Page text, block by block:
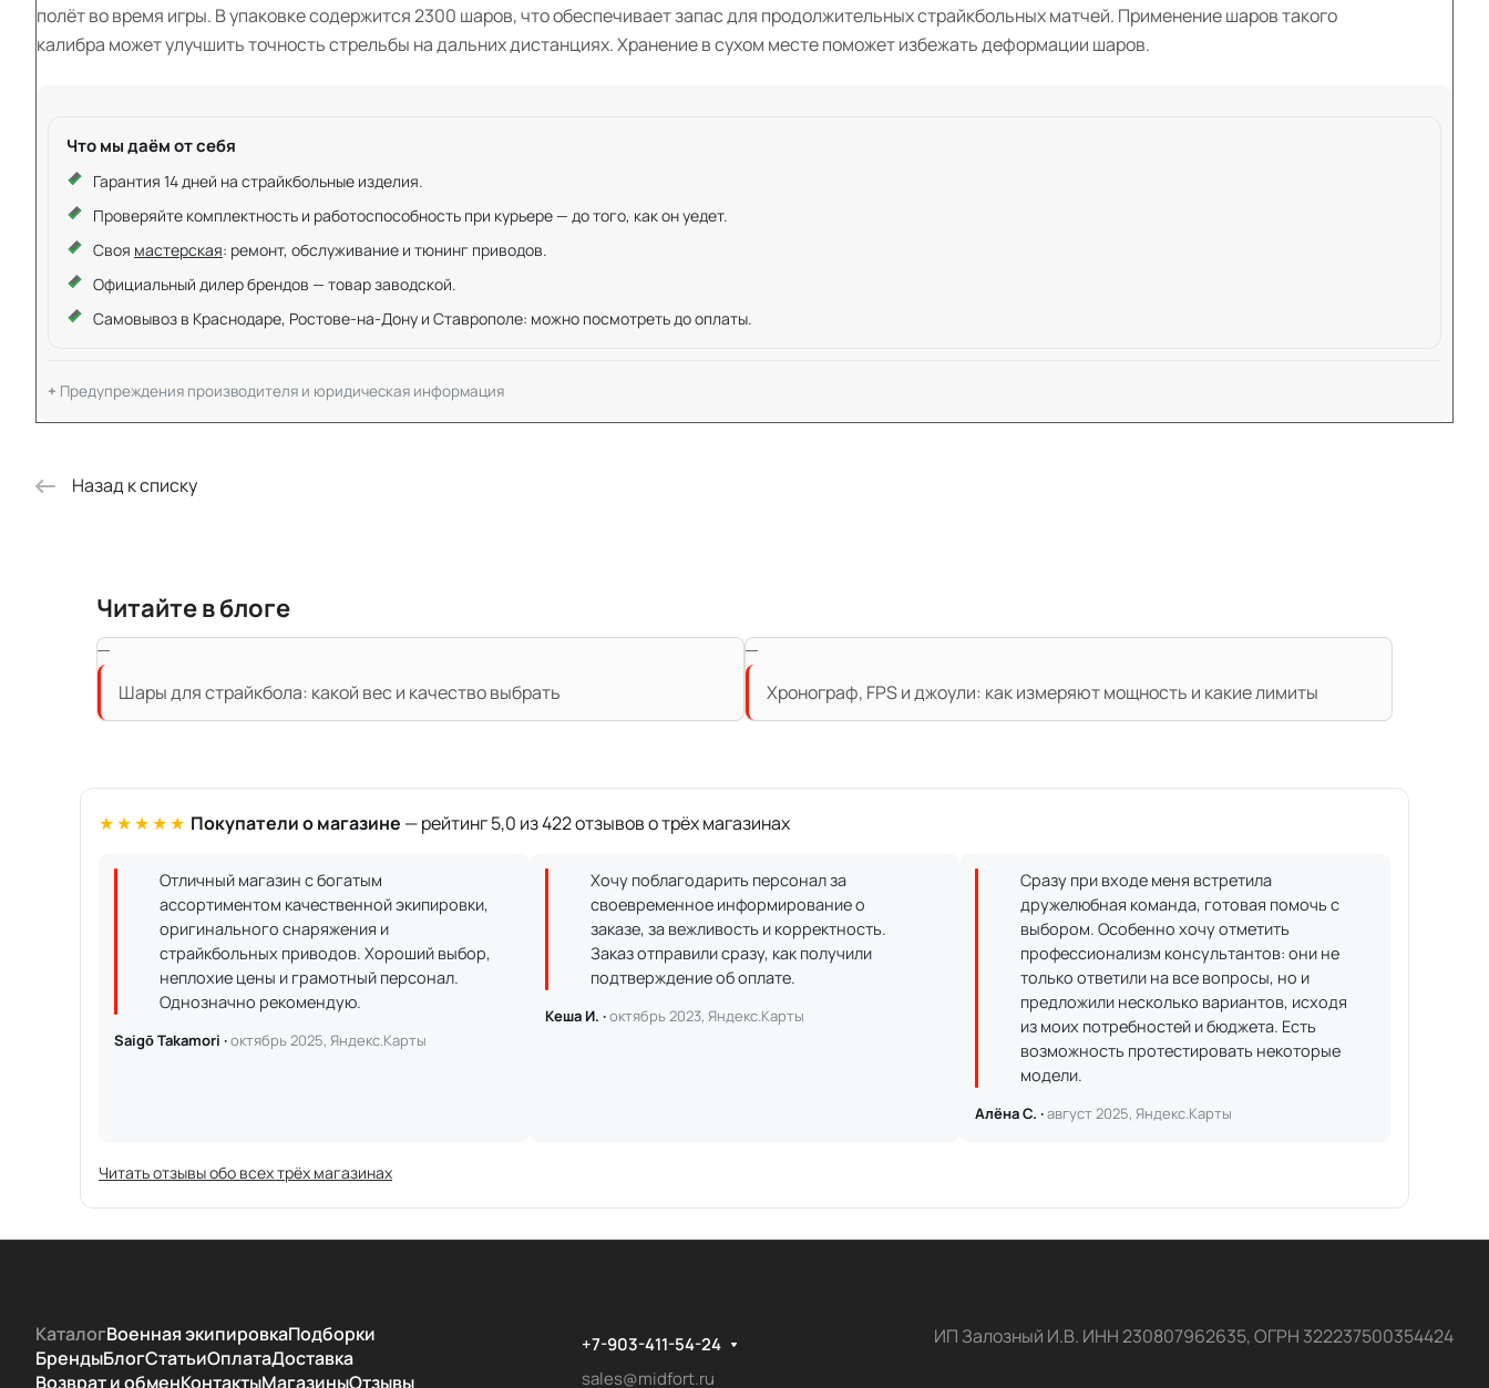
полёт во время игры. В упаковке содержится 2300 шаров, что обеспечивает запас для продолжительных страйкбольных матчей. Применение шаров такого
калибра может улучшить точность стрельбы на дальних дистанциях. Хранение в сухом месте поможет избежать деформации шаров.
Что мы даём от себя
Гарантия 14 дней на страйкбольные изделия.
Проверяйте комплектность и работоспособность при курьере — до того, как он уедет.
Своя мастерская: ремонт, обслуживание и тюнинг приводов.
Официальный дилер брендов — товар заводской.
Самовывоз в Краснодаре, Ростове-на-Дону и Ставрополе: можно посмотреть до оплаты.
Предупреждения производителя и юридическая информация
Назад к списку
Читайте в блоге
Шары для страйкбола: какой вес и качество выбрать Хронограф, FPS и джоули: как измеряют мощность и какие лимиты
★★★★★ Покупатели о магазине — рейтинг 5,0 из 422 отзывов о трёх магазинах
Отличный магазин с богатым
ассортиментом качественной экипировки,
оригинального снаряжения и
страйкбольных приводов. Хороший выбор,
неплохие цены и грамотный персонал.
Однозначно рекомендую.
Saigō Takamori ·октябрь 2025, Яндекс.Карты
Хочу поблагодарить персонал за
своевременное информирование о
заказе, за вежливость и корректность.
Заказ отправили сразу, как получили
подтверждение об оплате.
Кеша И. ·октябрь 2023, Яндекс.Карты
Сразу при входе меня встретила
дружелюбная команда, готовая помочь с
выбором. Особенно хочу отметить
профессионализм консультантов: они не
только ответили на все вопросы, но и
предложили несколько вариантов, исходя
из моих потребностей и бюджета. Есть
возможность протестировать некоторые
модели.
Алёна С. ·август 2025, Яндекс.Карты
Читать отзывы обо всех трёх магазинах
КаталогВоенная экипировкаПодборки
БрендыБлогСтатьиОплатаДоставка
Возврат и обменКонтактыМагазиныОтзывы
+7-903-411-54-24
sales@midfort.ru
ИП Залозный И.В. ИНН 230807962635, ОГРН 322237500354424